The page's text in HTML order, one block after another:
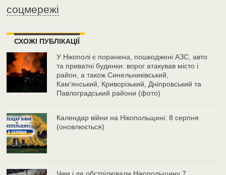
соцмережі
СХОЖІ ПУБЛІКАЦІЇ
У Нікополі є поранена, пошкоджені АЗС, авто
та приватні будинки: ворог атакував місто і
район, а також Синельниківський,
Камʼянський, Криворізький, Дніпровський та
Павлоградський райони (фото)
Календар війни на Нікопольщині: 8 серпня
(оновлюється)